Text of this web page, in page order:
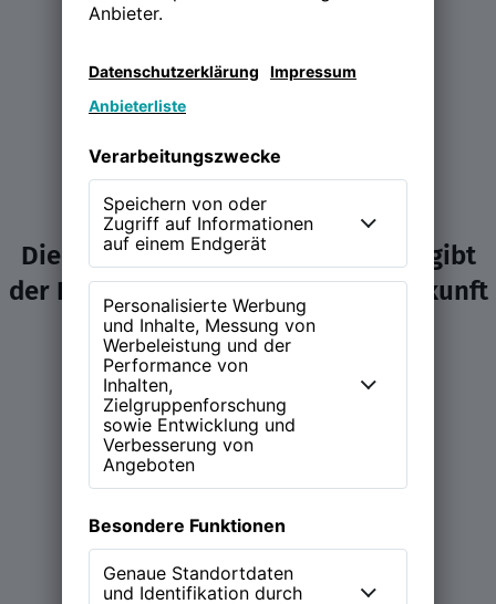
Die NEW WORK Experience (NWX) gibt
der Diskussion über Arbeit und Zukunft
ein Zuhause.
Learn more